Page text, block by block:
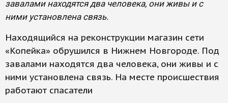
завалами находятся два человека, они живы и с
ними установлена связь.
Находящийся на реконструкции магазин сети
«Копейка» обрушился в Нижнем Новгороде. Под
завалами находятся два человека, они живы и с
ними установлена связь. На месте происшествия
работают спасатели